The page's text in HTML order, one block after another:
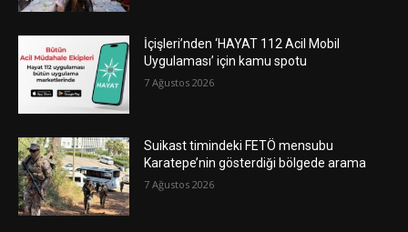
İçişleri’nden ‘HAYAT 112 Acil Mobil
Uygulaması’ için kamu spotu
7 Ağustos 2026
Suikast timindeki FETÖ mensubu
Karatepe’nin gösterdiği bölgede arama
7 Ağustos 2026